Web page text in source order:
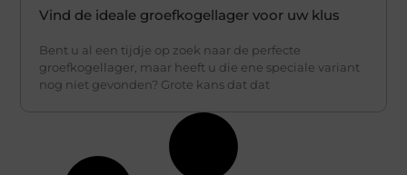
Vind de ideale groefkogellager voor uw klus
Bent u al een tijdje op zoek naar de perfecte
groefkogellager, maar heeft u die ene speciale variant
nog niet gevonden? Grote kans dat dat